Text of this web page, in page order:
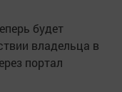
будет
владельца в
портал